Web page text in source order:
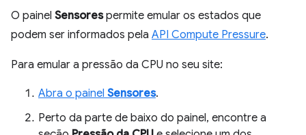
O painel Sensorespermite emular os estados que
podem ser informados pela API Compute Pressure.
Para emular a pressão da CPU no seu site:
Abra o painel Sensores.
Perto da parte de baixo do painel, encontre a